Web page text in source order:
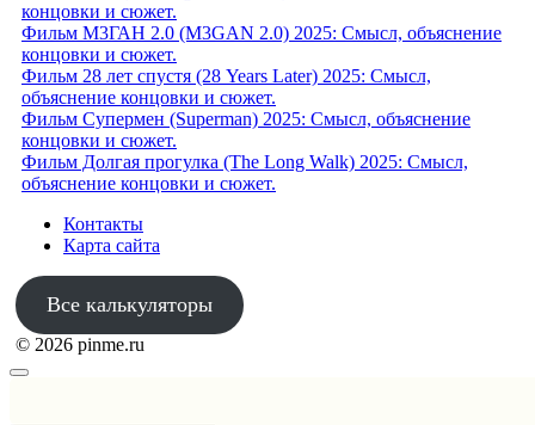
концовки и сюжет.
Фильм М3ГАН 2.0 (M3GAN 2.0) 2025: Смысл, объяснение
концовки и сюжет.
Фильм 28 лет спустя (28 Years Later) 2025: Смысл,
объяснение концовки и сюжет.
Фильм Супермен (Superman) 2025: Смысл, объяснение
концовки и сюжет.
Фильм Долгая прогулка (The Long Walk) 2025: Смысл,
объяснение концовки и сюжет.
Контакты
Карта сайта
Все калькуляторы
© 2026 pinme.ru